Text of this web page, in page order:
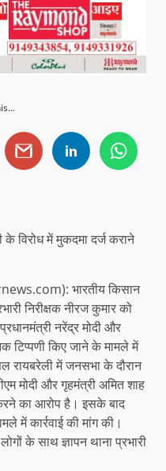
के विरोध में मुकदमा दर्ज कराने
भारतीय किसान
निरीक्षक नीरज कुमार को
नरेंद्र मोदी और
टिप्पणी किए जाने के मामले में
रायबरेली में जनसभा के दौरान
मोदी और गृहमंत्री अमित शाह
का आरोप है। इसके बाद
में कार्रवाई की मांग की।
के साथ ज्ञापन थाना प्रभारी